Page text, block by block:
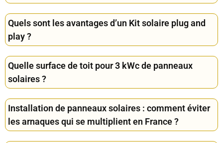
Quels sont les avantages d’un Kit solaire plug and
play ?
Quelle surface de toit pour 3 kWc de panneaux
solaires ?
Installation de panneaux solaires : comment éviter
les arnaques qui se multiplient en France ?